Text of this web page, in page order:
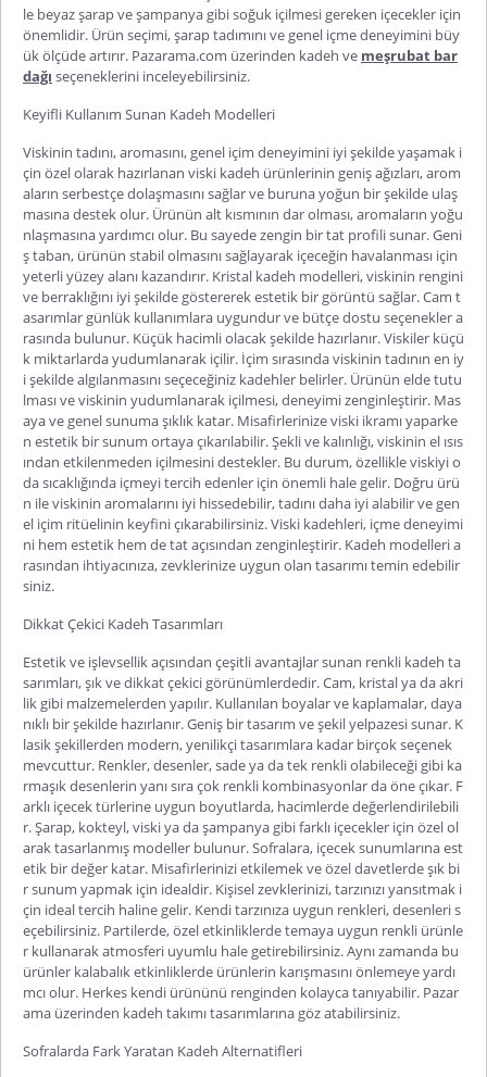
le beyaz şarap ve şampanya gibi soğuk içilmesi gereken içecekler için
önemlidir. Ürün seçimi, şarap tadımını ve genel içme deneyimini büy
ük ölçüde artırır. Pazarama.com üzerinden kadeh ve meşrubat bar
dağı seçeneklerini inceleyebilirsiniz.
Keyifli Kullanım Sunan Kadeh Modelleri
Viskinin tadını, aromasını, genel içim deneyimini iyi şekilde yaşamak i
çin özel olarak hazırlanan viski kadeh ürünlerinin geniş ağızları, arom
aların serbestçe dolaşmasını sağlar ve buruna yoğun bir şekilde ulaş
masına destek olur. Ürünün alt kısmının dar olması, aromaların yoğu
nlaşmasına yardımcı olur. Bu sayede zengin bir tat profili sunar. Geni
ş taban, ürünün stabil olmasını sağlayarak içeceğin havalanması için
yeterli yüzey alanı kazandırır. Kristal kadeh modelleri, viskinin rengini
ve berraklığını iyi şekilde göstererek estetik bir görüntü sağlar. Cam t
asarımlar günlük kullanımlara uygundur ve bütçedostu seçenekler a
rasında bulunur. Küçük hacimli olacak şekilde hazırlanır. Viskiler küçü
k miktarlarda yudumlanarak içilir. İçim sırasında viskinin tadının en iy
i şekilde algılanmasını seçeceğiniz kadehler belirler. Ürünün elde tutu
lması ve viskinin yudumlanarak içilmesi, deneyimi zenginleştirir. Mas
aya ve genel sunuma şıklık katar. Misafirlerinize viski ikramı yaparke
n estetik bir sunum ortaya çıkarılabilir. Şekli ve kalınlığı, viskinin el ısıs
ından etkilenmeden içilmesini destekler. Bu durum, özellikle viskiyi o
da sıcaklığında içmeyi tercih edenler için önemli hale gelir. Doğru ürü
n ile viskinin aromalarını iyi hissedebilir, tadını daha iyi alabilir ve gen
el içim ritüelinin keyfini çıkarabilirsiniz. Viski kadehleri, içme deneyimi
ni hem estetik hem de tat açısından zenginleştirir. Kadeh modelleria
rasından ihtiyacınıza, zevklerinize uygun olan tasarımı temin edebilir
siniz.
Dikkat Çekici Kadeh Tasarımları
Estetik ve işlevsellik açısından çeşitli avantajlar sunan renkli kadeh ta
sarımları,şık ve dikkat çekici görünümlerdedir. Cam, kristal ya da akri
lik gibi malzemelerden yapılır. Kullanılan boyalar ve kaplamalar, daya
nıklı bir şekilde hazırlanır. Geniş bir tasarım ve şekil yelpazesi sunar. K
lasik şekillerden modern, yenilikçi tasarımlara kadar birçok seçenek
mevcuttur. Renkler, desenler, sade ya da tek renkli olabileceği gibi ka
rmaşık desenlerin yanı sıra çok renkli kombinasyonlar da öne çıkar. F
arklı içecek türlerine uygun boyutlarda, hacimlerde değerlendirilebili
r. Şarap, kokteyl, viski ya da şampanya gibi farklı içecekler için özel ol
arak tasarlanmış modeller bulunur. Sofralara, içecek sunumlarına est
etik bir değer katar. Misafirlerinizi etkilemek ve özel davetlerde şık bi
r sunum yapmak için idealdir. Kişisel zevklerinizi, tarzınızı yansıtmak i
çin ideal tercih haline gelir. Kendi tarzınıza uygun renkleri, desenleri s
eçebilirsiniz. Partilerde, özel etkinliklerde temaya uygun renkli ürünle
r kullanarak atmosferi uyumlu hale getirebilirsiniz. Aynı zamanda bu
ürünler kalabalık etkinliklerde ürünlerin karışmasını önlemeye yardı
mcı olur. Herkes kendi ürününü renginden kolayca tanıyabilir. Pazar
ama üzerinden kadeh takımıtasarımlarına göz atabilirsiniz.
Sofralarda Fark Yaratan Kadeh Alternatifleri